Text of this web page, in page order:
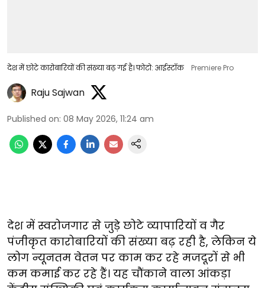
देश में छोटे कारोबारियों की संख्या बढ़ गई है। फोटो: आईस्टॉक Premiere Pro
Raju Sajwan
Published on: 08 May 2026, 11:24 am
देश में स्वरोजगार से जुड़े छोटे व्यापारियों व गैर
पंजीकृत कारोबारियों की संख्या बढ़ रही है, लेकिन ये
लोग न्यूनतम वेतन पर काम कर रहे मजदूरों से भी
कम कमाई कर रहे हैं। यह चौंकाने वाला आंकड़ा